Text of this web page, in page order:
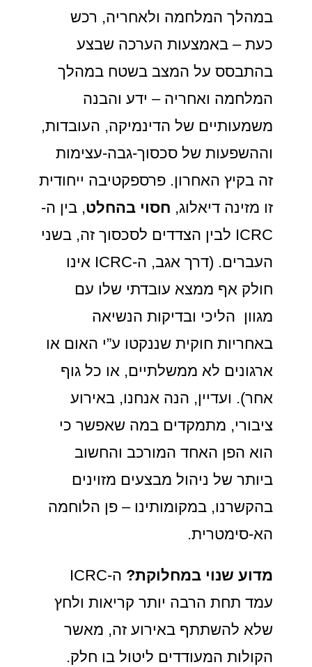
במהלך המלחמה ולאחריה, רכש
כעת – באמצעות הערכה שבצע
בהתבסס על המצב בשטח במהלך
המלחמה ואחריה – ידע והבנה
משמעותיים של הדינמיקה, העובדות,
וההשפעות של סכסוך-גבה-עצימות
זה בקיץ האחרון. פרספקטיבה ייחודית
זו מזינה דיאלוג, חסוי בהחלט, בין ה-
ICRC לבין הצדדים לסכסוך זה, בשני
העברים. (דרך אגב, ה-ICRC אינו
חולק אף ממצא עובדתי שלו עם
מגוון הליכי ובדיקות הנשיאה
באחריות חוקית שננקטו ע”י האום או
ארגונים לא ממשלתיים, או כל גוף
אחר). ועדיין, הנה אנחנו, באירוע
ציבורי, מתמקדים במה שאפשר כי
הוא הפן האחד המורכב והחשוב
ביותר של ניהול מבצעים מזוינים
בהקשרנו, במקומותינו – פן הלוחמה
הא-סימטרית.
מדוע שנוי במחלוקת?
ה-ICRC
עמד תחת הרבה יותר קריאות ולחץ
שלא להשתתף באירוע זה, מאשר
הקולות המעודדים ליטול בו חלק.